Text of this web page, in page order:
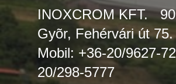
INOXCROM KFT.
Gyõr, Fehérvári út 75.
Mobil: +36-20/9627-
20/298-5777